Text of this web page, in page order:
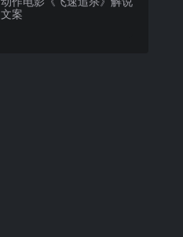
文案